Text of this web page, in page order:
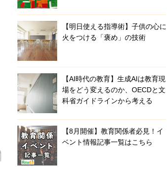
【明日使える指導術】子供の心に
火をつける「褒め」の技術
【AI時代の教育】生成AIは教育現
場をどう変えるのか、OECDと文
科省ガイドラインから考える
【8月開催】教育関係者必見！イ
ベント情報記事一覧はこちら